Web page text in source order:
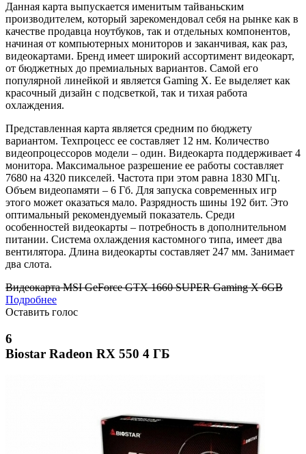
Данная карта выпускается именитым тайваньским
производителем, который зарекомендовал себя на рынке как в
качестве продавца ноутбуков, так и отдельных компонентов,
начиная от компьютерных мониторов и заканчивая, как раз,
видеокартами. Бренд имеет широкий ассортимент видеокарт,
от бюджетных до премиальных вариантов. Самой его
популярной линейкой и является Gaming X. Ее выделяет как
красочный дизайн с подсветкой, так и тихая работа
охлаждения.
Представленная карта является средним по бюджету
вариантом. Техпроцесс ее составляет 12 нм. Количество
видеопроцессоров модели – один. Видеокарта поддерживает 4
монитора. Максимальное разрешение ее работы составляет
7680 на 4320 пикселей. Частота при этом равна 1830 МГц.
Объем видеопамяти – 6 Гб. Для запуска современных игр
этого может оказаться мало. Разрядность шины 192 бит. Это
оптимальный рекомендуемый показатель. Среди
особенностей видеокарты – потребность в дополнительном
питании. Система охлаждения кастомного типа, имеет два
вентилятора. Длина видеокарты составляет 247 мм. Занимает
два слота.
Видеокарта MSI GeForce GTX 1660 SUPER Gaming X 6GB
Подробнее
Оставить голос
6
Biostar Radeon RX 550 4 ГБ